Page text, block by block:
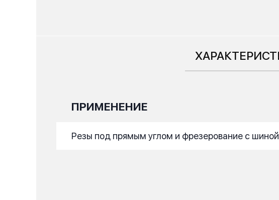
ПРИМЕНЕНИЕ
Резы под прямым углом и фрезерование с